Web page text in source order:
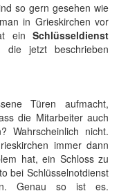
so gern gesehen wie
in Grieskirchen vor
ein Schlüsseldienst
die jetzt beschrieben
Türen aufmacht,
die Mitarbeiter auch
Wahrscheinlich nicht.
immer dann
hat, ein Schloss zu
bei Schlüsselnotdienst
Genau so ist es.